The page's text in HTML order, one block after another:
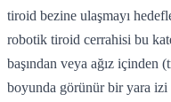
tiroid bezine ulaşmayı
robotik tiroid cerrahisi bu
başından veya ağız içinden
boyunda görünür bir yara izi